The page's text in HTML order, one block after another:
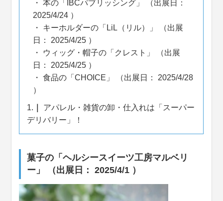
本の「IBCパブリッシング」 （出展日：
2025/4/24 ）
キーホルダーの「LiL（リル）」 （出展
日： 2025/4/25 ）
ウィッグ・帽子の「クレスト」 （出展
日： 2025/4/25 ）
食品の「CHOICE」 （出展日： 2025/4/28
）
1.
アパレル・雑貨の卸・仕入れは「スーパー
デリバリー」！
菓子の「ヘルシースイーツ工房マルベリ
ー」 （出展日： 2025/4/1 ）